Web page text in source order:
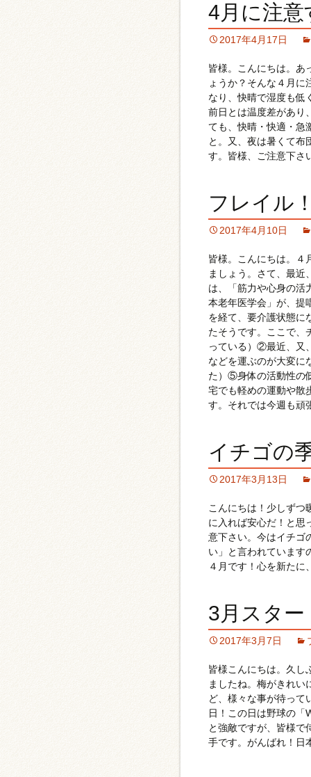
4月に注意
2017年4月17日
皆様。こんにちは。あ
ょうか？そんな４月
なり、快晴で湿度も低
前日とは温度差があり
ても、快晴・快適・急
と。又、夜は暑くて布
す。皆様、ご注意下さ
フレイル
2017年4月10日
皆様。こんにちは。４
ましょう。さて、最
は、「筋力や心身の活
本老年医学会」が、提
を経て、要介護状態に
たそうです。ここで
っている）②最近、又
などを運ぶのが大変に
た）⑤身体の活動性の
宅でも軽めの運動や散
す。それでは今週も頑
イチゴの
2017年3月13日
こんにちは！少しずつ
に入れば安心だ！と思
意下さい。今はイチゴ
い」と言われています
４月です！心を新たに
3月スター
2017年3月7日
皆様こんにちは。久し
ましたね。梅がきれ
ど、様々な事が待って
日！この日は野球の「
と強敵ですが、皆様で
手です。がんばれ！日